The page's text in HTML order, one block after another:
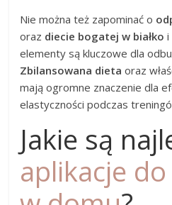
Nie można też zapominać o
oraz diecie bogatej w białko i
elementy są kluczowe dla
Zbilansowana dieta oraz
mają ogromne znaczenie dla
elastyczności podczas
Jakie są
aplikacje